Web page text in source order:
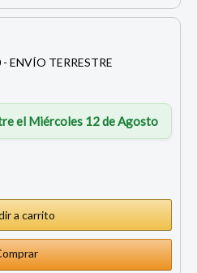
ENVÍO TERRESTRE
el Miércoles 12 de Agosto